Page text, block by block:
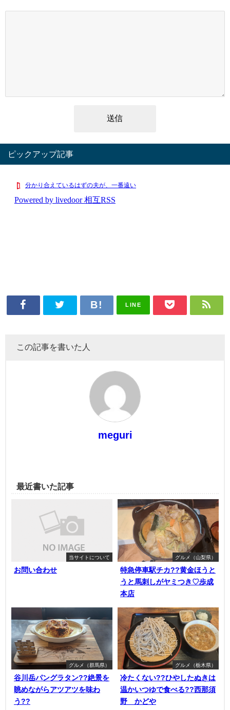
ピックアップ記事
LINE
この記事を書いた人
meguri
最近書いた記事
当サイトについて
お問い合わせ
グルメ（山梨県）
特急停車駅チカ??黄金ほうと
うと馬刺しがヤミつき♡歩成
本店
グルメ（群馬県）
谷川岳パングラタン??絶景を
眺めながらアツアツを味わ
う??
グルメ（栃木県）
冷たくない??ひやしたぬきは
温かいつゆで食べる??西那須
野 かどや